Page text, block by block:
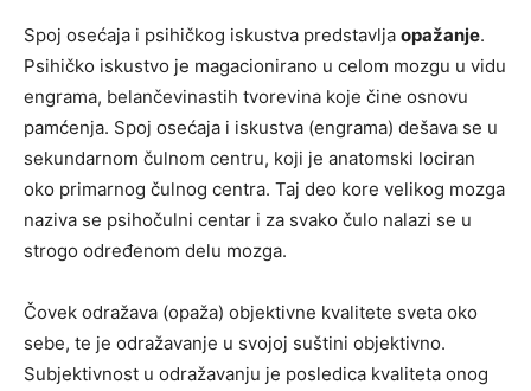
Spoj osećaja i psihičkog iskustva predstavlja opažanje.
Psihičko iskustvo je magacionirano u celom mozgu u vidu
engrama, belančevinastih tvorevina koje čine osnovu
pamćenja. Spoj osećaja i iskustva (engrama) dešava se u
sekundarnom čulnom centru, koji je anatomski lociran
oko primarnog čulnog centra. Taj deo kore velikog mozga
naziva se psihočulni centar i za svako čulo nalazi se u
strogo određenom delu mozga.
Čovek odražava (opaža) objektivne kvalitete sveta oko
sebe, te je odražavanje u svojoj suštini objektivno.
Subjektivnost u odražavanju je posledica kvaliteta onog